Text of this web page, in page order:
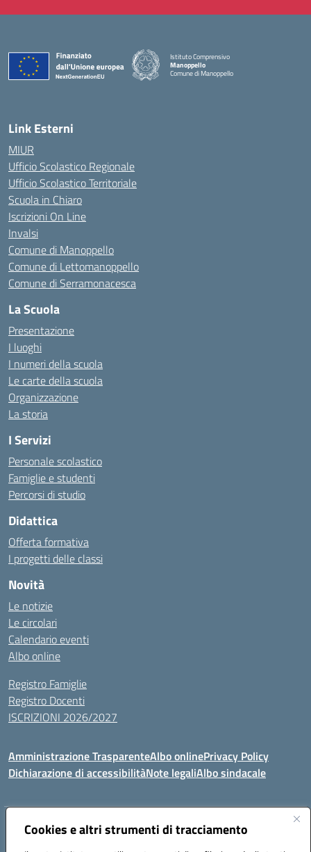
Cookies e altri strumenti di tracciamento
Istituto Comprensivo
Manoppello
Comune di Manoppello
— Visita la pagina iniziale della scuola
Link Esterni
MIUR
Ufficio Scolastico Regionale
Ufficio Scolastico Territoriale
Scuola in Chiaro
Iscrizioni On Line
Invalsi
Comune di Manoppello
Comune di Lettomanoppello
Comune di Serramonacesca
La Scuola
Presentazione
I luoghi
I numeri della scuola
Le carte della scuola
Organizzazione
La storia
I Servizi
Personale scolastico
Famiglie e studenti
Percorsi di studio
Didattica
Offerta formativa
I progetti delle classi
Novità
Le notizie
Le circolari
Calendario eventi
Albo online
Registro Famiglie
Registro Docenti
ISCRIZIONI 2026/2027
Amministrazione TrasparenteAlbo onlinePrivacy Policy
Dichiarazione di accessibilitàNote legaliAlbo sindacale
Indirizzo:VIA S.VITTORIA, 11, 65024 MANOPPELLO (PE)